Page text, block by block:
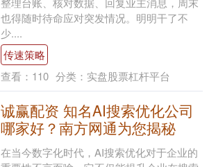
也得随时待命应对突发情况。明明干了不
少....
传速策略
查看： 110 分类： 实盘股票杠杆平台
诚赢配资 知名AI搜索优化公司
哪家好？南方网通为您揭秘
在当今数字化时代，AI搜索优化对于企业的